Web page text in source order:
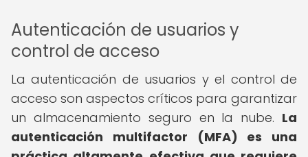
Autenticación de usuarios y
control de acceso
La autenticación de usuarios y el control de
acceso son aspectos críticos para garantizar
un almacenamiento seguro en la nube. La
autenticación multifactor (MFA) es una